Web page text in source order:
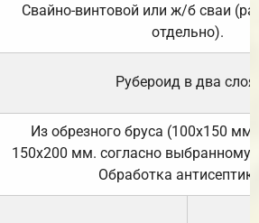
Свайно-винтовой или ж/б сваи
отдельно).
Рубероид в два слоя.
Из обрезного бруса (100х150
150х200 мм. согласно выбранному
Обработка